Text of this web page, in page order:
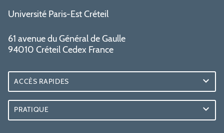
Université Paris-Est Créteil
61 avenue du Général de Gaulle
94010 Créteil Cedex France
ACCÈS RAPIDES
PRATIQUE